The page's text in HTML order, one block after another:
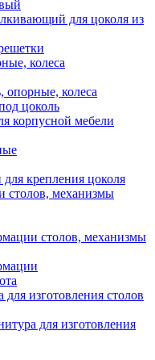
для цоколя из
колеса
колеса
цоколь
корпусной мебели
крепления цоколя
столов, механизмы
столов, механизмы
изготовления столов
для изготовления